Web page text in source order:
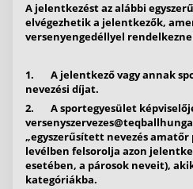
A jelentkezést az alábbi
elvégezhetik a jelentkezők,
versenyengedéllyel
1. A jelentkező vagy annak
nevezési díjat.
2. A sportegyesület
„egyszerűsített nevezés
levélben felsorolja azon
esetében, a párosok neveit),
kategóriákba.